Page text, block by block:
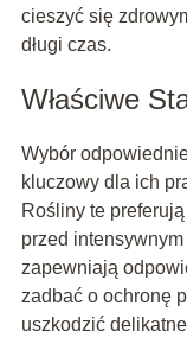
cieszyć się
długi czas.
Właściwe
Wybór
kluczowy dla ich
Rośliny te
przed
zapewniają
zadbać o ochronę
uszkodzić